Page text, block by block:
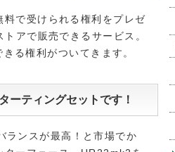
で受けられる権利をプレゼ
アで販売できるサービス。
る権利がついてきます。
ーティングセットです！
ランスが最高！と市場でか